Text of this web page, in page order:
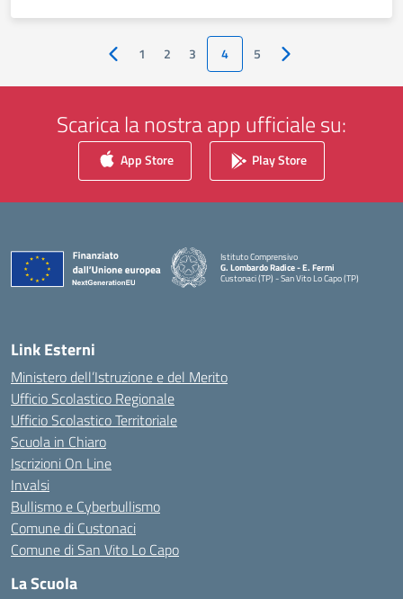
Pagina precedente
1 2 3 4 5 Pagina successiva
Scarica la nostra app ufficiale su:
App Store Play Store
Istituto Comprensivo
G. Lombardo Radice - E. Fermi
Custonaci (TP) - San Vito Lo Capo (TP)
— Visita la pagina iniziale della scuola
Link Esterni
Ministero dell’Istruzione e del Merito
Ufficio Scolastico Regionale
Ufficio Scolastico Territoriale
Scuola in Chiaro
Iscrizioni On Line
Invalsi
Bullismo e Cyberbullismo
Comune di Custonaci
Comune di San Vito Lo Capo
La Scuola